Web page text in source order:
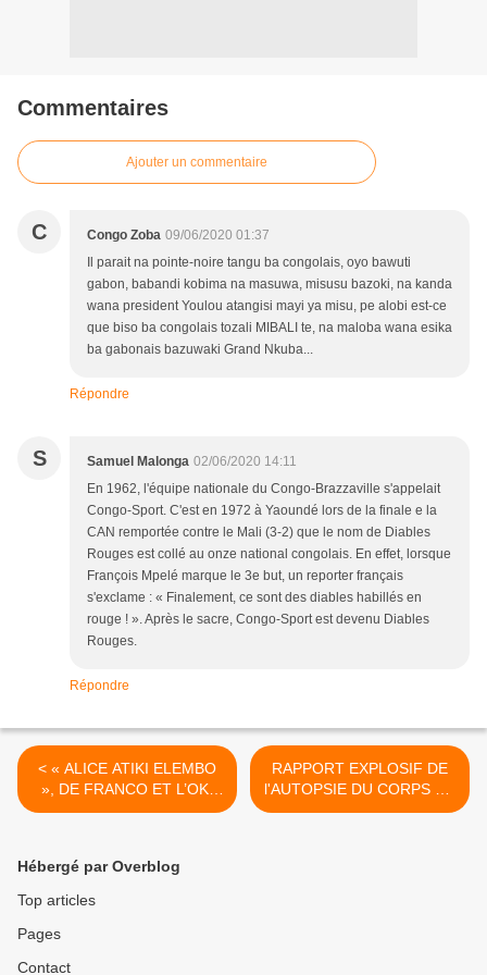
Commentaires
Ajouter un commentaire
C Congo Zoba 09/06/2020 01:37
Il parait na pointe-noire tangu ba congolais, oyo bawuti
gabon, babandi kobima na masuwa, misusu bazoki, na kanda
wana president Youlou atangisi mayi ya misu, pe alobi est-ce
que biso ba congolais tozali MIBALI te, na maloba wana esika
ba gabonais bazuwaki Grand Nkuba...
Répondre
S Samuel Malonga 02/06/2020 14:11
En 1962, l'équipe nationale du Congo-Brazzaville s'appelait
Congo-Sport. C'est en 1972 à Yaoundé lors de la finale e la
CAN remportée contre le Mali (3-2) que le nom de Diables
Rouges est collé au onze national congolais. En effet, lorsque
François Mpelé marque le 3e but, un reporter français
s'exclame : « Finalement, ce sont des diables habillés en
rouge ! ». Après le sacre, Congo-Sport est devenu Diables
Rouges.
Répondre
< « ALICE ATIKI ELEMBO
», DE FRANCO ET L’OK-
JAZZ, OFFERTE PAR
RAPPORT EXPLOSIF DE
l'AUTOPSIE DU CORPS DU
JUGE YANYI >
Hébergé par Overblog
Top articles
Pages
Contact